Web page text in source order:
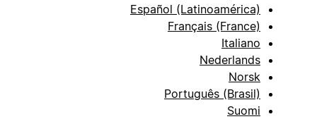
Español (Latinoamérica)
Français (France)
Italiano
Nederlands
Norsk
Português (Brasil)
Suomi